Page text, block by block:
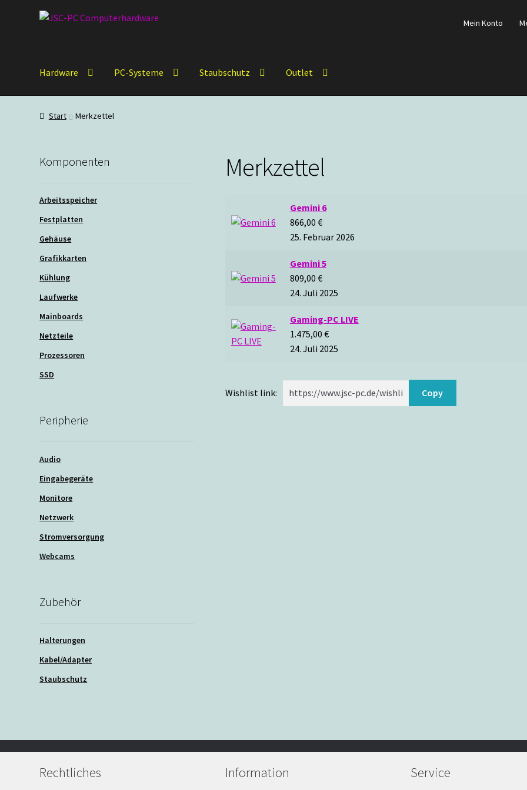
Zur
Zum
Mein Konto
Hardware PC-Systeme Staubschutz Outlet
Start Merkzettel
Merkzettel
Gemini 6
866,00 €
25. Februar 2026
Gemini 5
809,00 €
24. Juli 2025
Gaming-PC LIVE
1.475,00 €
24. Juli 2025
Wishlist link: Copy
Komponenten
Arbeitsspeicher
Festplatten
Gehäuse
Grafikkarten
Kühlung
Laufwerke
Mainboards
Netzteile
Prozessoren
SSD
Peripherie
Audio
Eingabegeräte
Monitore
Netzwerk
Stromversorgung
Webcams
Zubehör
Halterungen
Kabel/Adapter
Staubschutz
Rechtliches Information Service